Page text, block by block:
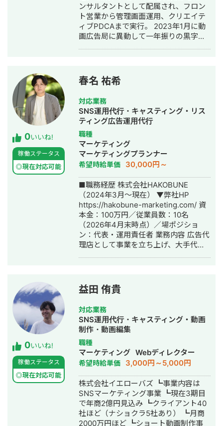
ンサルタントとして配属され、フロン
ト営業から管理画面運用、クリエイテ
ィブPDCAまで実行。 2023年1月に動
画広告局に異動して一年振りの黒字化
会社BRAVEAIDを創業、代表取締役就
任。 【主な実績】 ・D2C系 飲料、食
品、化粧品、健康食品を中心に月額100
万円から最高1.65億円の運用実績があ
ります。 特にMeta広告、Google広告
の攻略が強く、時点でYDA、TikTok、
各種DSP、LINE（YDAに統合されます
が）、Smartnewsの順に運用、CPA目
標クリア実績があります。 ・来店系 脱
毛サロン、結婚相談所で月額2,000〜
5,000万円の運用実績があります。
Meta広告、Google広告、X広告、
TikAdsの順番で攻略しています。 ・
BtoB 国内最大手の企業向け研修企業と
現在も直取引でご支援しており、月間
2,000万円ほどの運用予算をお預かりし
て直近6ヶ月連続KPI達成しておりま
す。Google,Yahoo!,Microsoft,Meta中
心にリスティングとSNS/Disの掛け合
型獲得広告予算を1人で差配、かつクリ
エイティブ（静止画、動画、LP全て）
領域のPDCAまで実行してきたことで
豊富なCPA,LTV改善知見を有している
と自負しております。
0いいね!
稼働ステータス
◎現在対応可能
春名 祐希
対応業務
SNS運用代行・キャスティング・リス
ティング広告運用代行
職種
マーケティング
マーケティングプランナー
希望時給単価 30,000円～
■職務経歴 株式会社HAKOBUNE
（2024年3月〜現在） ▼弊社HP
https://hakobune-marketing.com/ 資
本金：100万円／従業員数：10名
（2026年4月末時点）／場ポジショ
ン：代表・運用責任者 業務内容 広告代
理店として事業を立ち上げ、大手代理
料の作成も実施。媒体設計〜分析〜改
善提案までを一気通貫で担う。 実績
（抜粋） 金融案件：月間1億円規模の
運用を2名で対応し、引き継ぎ後にCPA
を約85％に改善。 美容案件：月間運用
額2,000万円の案件を
G/Y/META/Criteoで一人で運用し、目
標CPAを安定して達成。 担当業種 金融
／保険／美容／製薬 株式会社CARTA
HOLDINGS（2022年6月〜2024年2
月） 資本金：11億1,100万円／従業員
数：連結1,563名（2023年12月末時
点）／上場企業 ポジション：広告運用
担当 業務内容 大手総合広告代理店に
0いいね!
稼働ステータス
◎現在対応可能
益田 侑貴
対応業務
SNS運用代行・キャスティング・動画
制作・動画編集
職種
マーケティング Webディレクター
希望時給単価 3,000円～5,000円
株式会社イエローバズ ┗事業内容は
SNSマーケティング事業 ┗現在3期目
で年商2億円見込み ┗クライアント40
社ほど（ナショクラ5社あり） ┗月商
2000万円ほど ┗ショート動画制作事